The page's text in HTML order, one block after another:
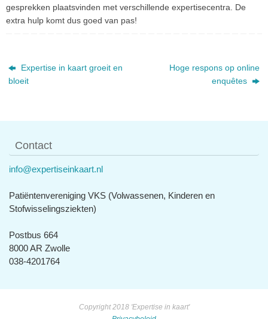
gesprekken plaatsvinden met verschillende expertisecentra. De
extra hulp komt dus goed van pas!
Expertise in kaart groeit en
bloeit
Hoge respons op online
enquêtes
Contact
info@expertiseinkaart.nl
Patiëntenvereniging VKS (Volwassenen, Kinderen en
Stofwisselingsziekten)
Postbus 664
8000 AR Zwolle
038-4201764
Copyright 2018 'Expertise in kaart'